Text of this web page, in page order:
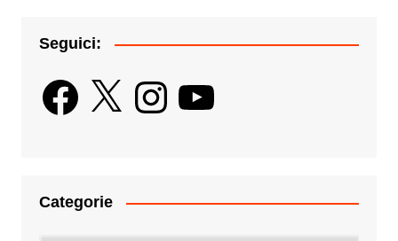
Seguici:
Facebook
X InstagramYouTube
Categorie